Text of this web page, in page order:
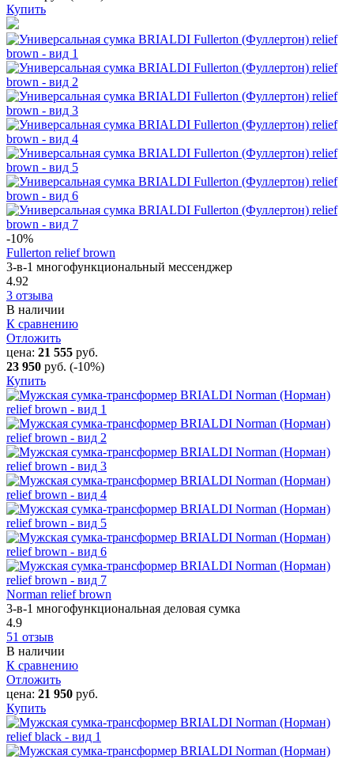
Купить
-10%
Fullerton relief brown
3-в-1 многофункциональный мессенджер
4.92
3 отзыва
В наличии
К сравнению
Отложить
цена: 21 555 руб.
23 950 руб. (-10%)
Купить
Norman relief brown
3-в-1 многофункциональная деловая сумка
4.9
51 отзыв
В наличии
К сравнению
Отложить
цена: 21 950 руб.
Купить